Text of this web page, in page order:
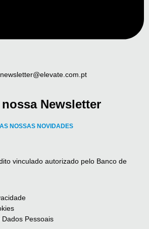
Newsletter
NOSSAS NOVIDADES
vinculado autorizado pelo Banco de
Pessoais